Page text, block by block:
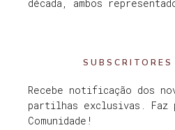
década, ambos
Recebe notificação dos
partilhas exclusivas. Faz
Comunidade!